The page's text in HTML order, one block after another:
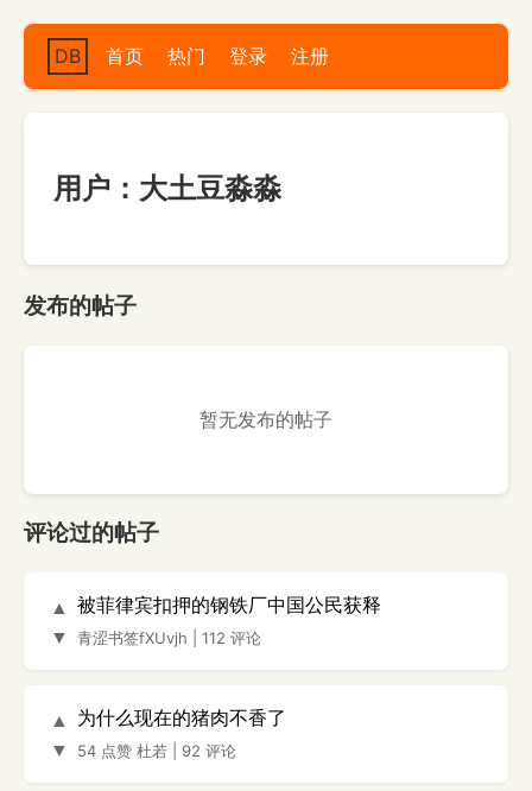
DB 首页 热门 登录 注册
用户：大土豆淼淼
发布的帖子
暂无发布的帖子
评论过的帖子
▲
▼
被菲律宾扣押的钢铁厂中国公民获释
青涩书签fXUvjh 112 评论
▲
▼
为什么现在的猪肉不香了
54 点赞 杜若 92 评论